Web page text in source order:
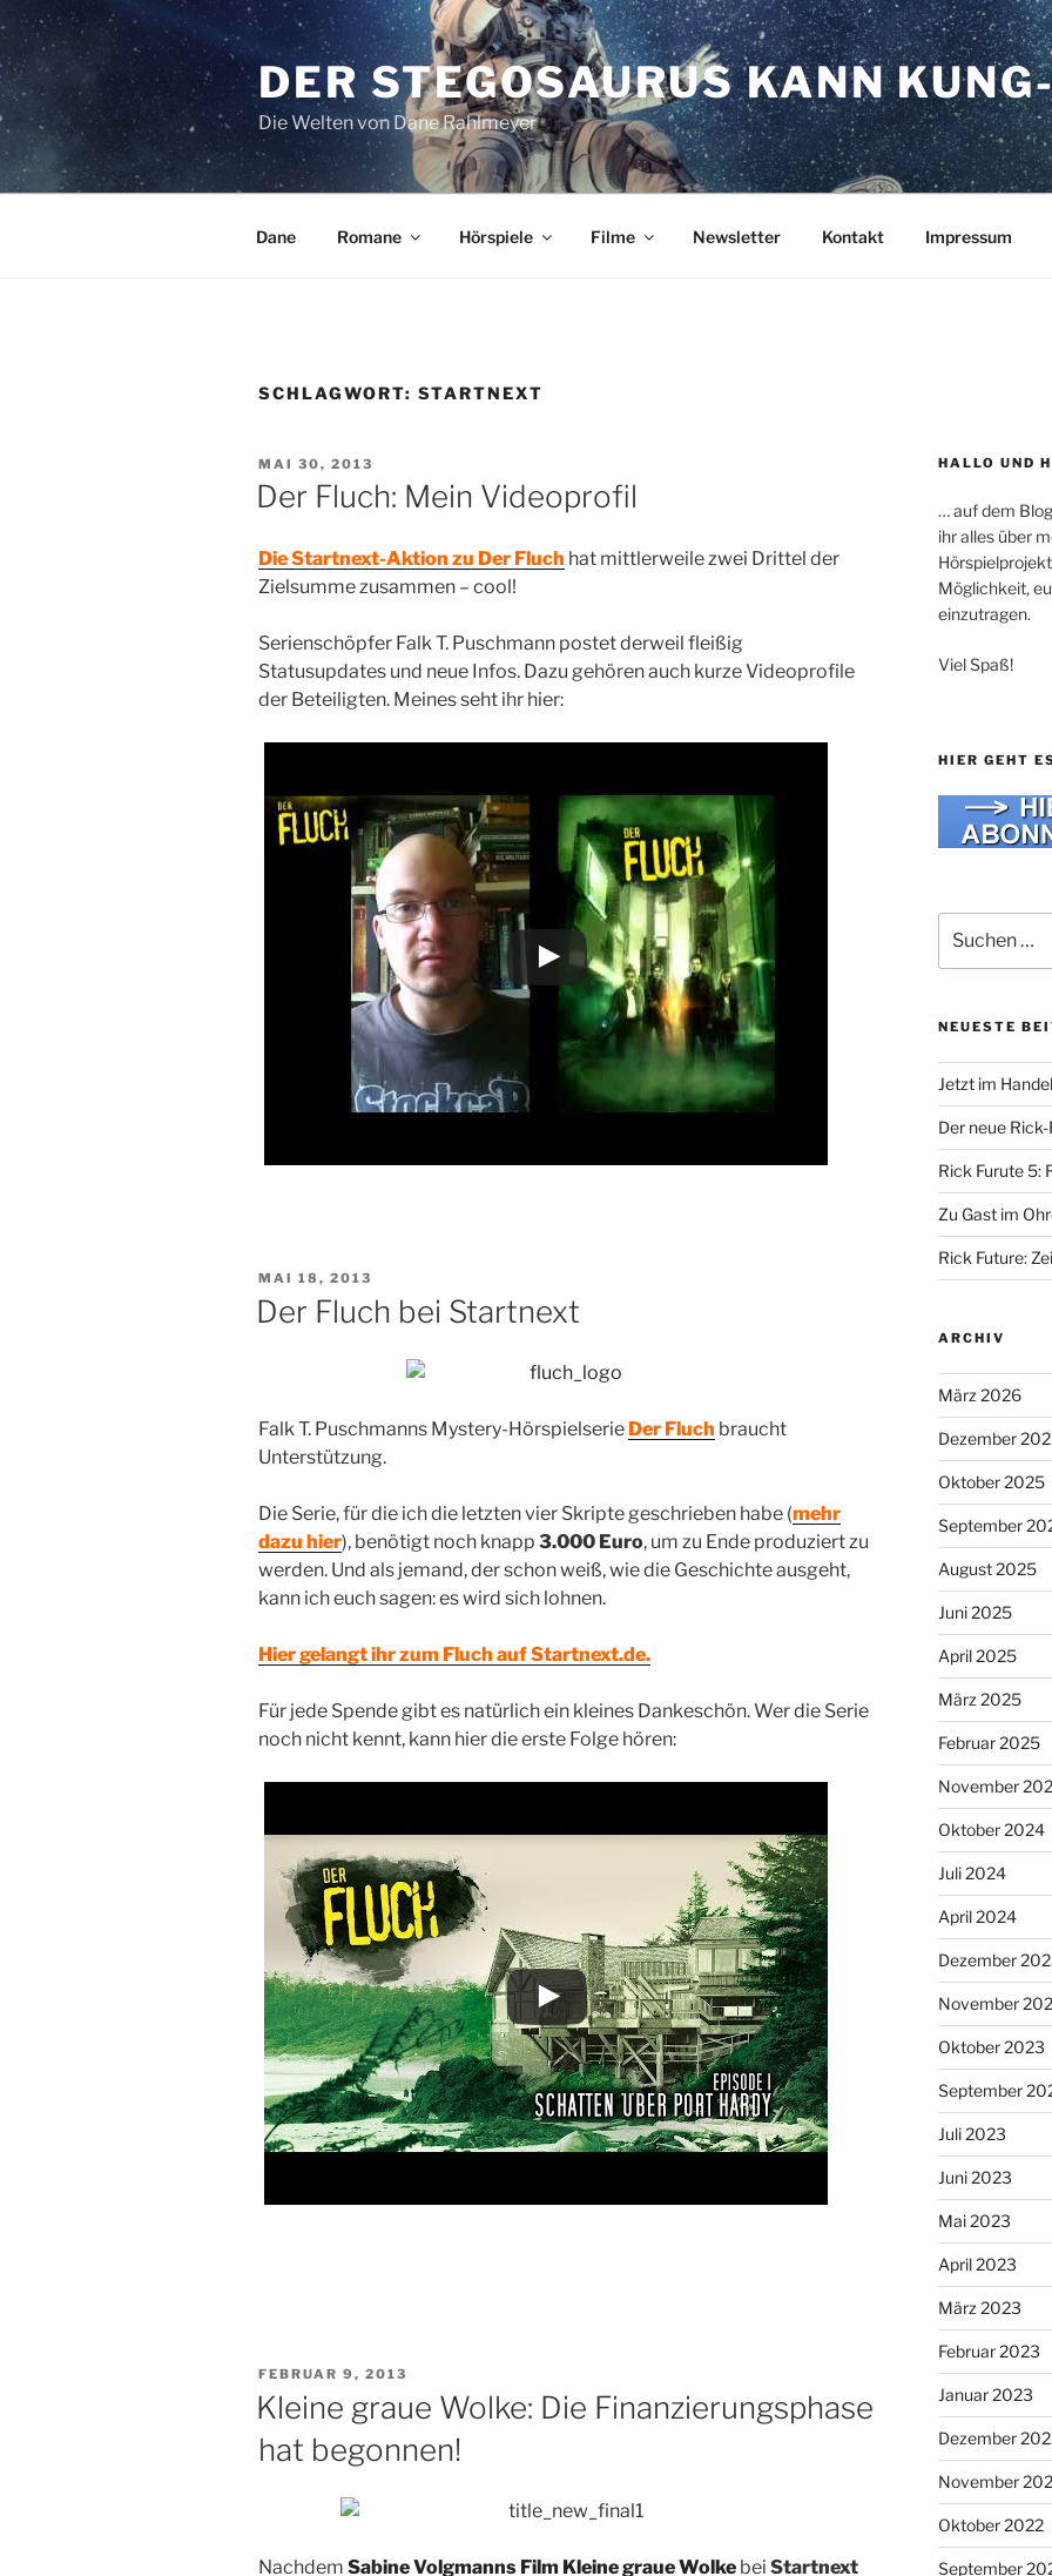
Zum
Inhalt
springen
DER STEGOSAURUS KANN
Die Welten von Dane Rahlmeyer
Dane Romane Hörspiele Filme Newsletter Kontakt Impressum
SCHLAGWORT: STARTNEXT
VERÖFFENTLICHT
AM
MAI 30, 2013
Der Fluch: Mein Videoprofil
Die Startnext-Aktion zu Der Fluch hat mittlerweile zwei Drittel der
Zielsumme zusammen – cool!
Serienschöpfer Falk T. Puschmann postet derweil fleißig
Statusupdates und neue Infos. Dazu gehören auch kurze Videoprofile
der Beteiligten. Meines seht ihr hier:
VERÖFFENTLICHT
MAI 18, 2013
Der Fluch bei Startnext
Falk T. Puschmanns Mystery-Hörspielserie Der Fluch braucht
Unterstützung.
Die Serie, für die ich die letzten vier Skripte geschrieben habe (mehr
dazu hier), benötigt noch knapp 3.000 Euro, um zu Ende produziert zu
werden. Und als jemand, der schon weiß, wie die Geschichte ausgeht,
kann ich euch sagen: es wird sich lohnen.
Hier gelangt ihr zum Fluch auf Startnext.de.
Für jede Spende gibt es natürlich ein kleines Dankeschön. Wer die Serie
noch nicht kennt, kann hier die erste Folge hören:
VERÖFFENTLICHT
AM
FEBRUAR 9, 2013
Kleine graue Wolke: Die Finanzierungsphase
hat begonnen!
Nachdem Sabine Volgmanns Film Kleine graue Wolke bei Startnext
HALLO UND
… auf dem
ihr alles über
Möglichkeit,
einzutragen.
Viel Spaß!
HIER GEHT
nach:
NEUESTE
Jetzt im
Der neue
Rick Furute 5:
Zu Gast im
Rick Future:
ARCHIV
März 2026
Dezember
Oktober 2025
September
August 2025
Juni 2025
April 2025
März 2025
Februar 2025
November
Oktober 2024
Juli 2024
April 2024
Dezember
November
Oktober 2023
September
Juli 2023
Juni 2023
Mai 2023
April 2023
März 2023
Februar 2023
Januar 2023
Dezember
November
Oktober 2022
September